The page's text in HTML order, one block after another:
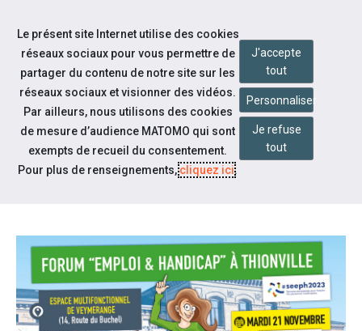
Aller au contenu
Nos actualités
FORUM « EMPLOI & HANDICAP »
Le présent site Internet utilise des cookies
réseaux sociaux pour vous permettre de
partager du contenu de notre site sur les
réseaux sociaux et visionner des vidéos.
Par ailleurs, nous utilisons des cookies
de mesure d’audience MATOMO qui sont
exempts de recueil du consentement.
Pour plus de renseignements,cliquez ici.
J'accepte
tout
Personnaliser
Je refuse
tout